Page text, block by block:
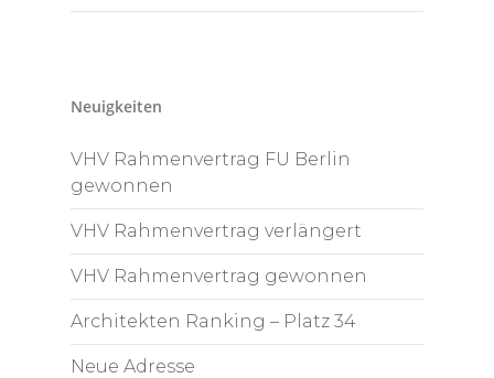
Neuigkeiten
VHV Rahmenvertrag FU Berlin
gewonnen
VHV Rahmenvertrag verlängert
VHV Rahmenvertrag gewonnen
Architekten Ranking – Platz 34
Neue Adresse